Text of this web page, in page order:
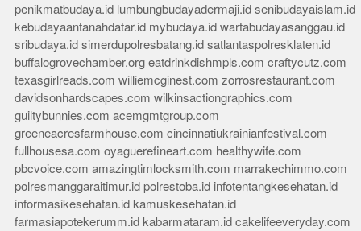
penikmatbudaya.id lumbungbudayadermaji.id senibudayaislam.id
kebudayaantanahdatar.id mybudaya.id wartabudayasanggau.id
sribudaya.id simerdupolresbatang.id satlantaspolresklaten.id
buffalogrovechamber.org eatdrinkdishmpls.com craftycutz.com
texasgirlreads.com williemcginest.com zorrosrestaurant.com
davidsonhardscapes.com wilkinsactiongraphics.com
guiltybunnies.com acemgmtgroup.com
greeneacresfarmhouse.com cincinnatiukrainianfestival.com
fullhousesa.com oyaguerefineart.com healthywife.com
pbcvoice.com amazingtimlocksmith.com marrakechimmo.com
polresmanggaraitimur.id polrestoba.id infotentangkesehatan.id
informasikesehatan.id kamuskesehatan.id
farmasiapotekerumm.id kabarmataram.id cakelifeeveryday.com